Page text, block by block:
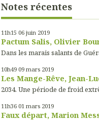
Notes récentes
11h15 06 juin 2019
Pactum Salis, Olivier
Dans les marais salants de
10h49 09 mars 2019
Les Mange-Rêve, Jean-
2034. Une période de froid
11h36 01 mars 2019
Faux départ, Marion